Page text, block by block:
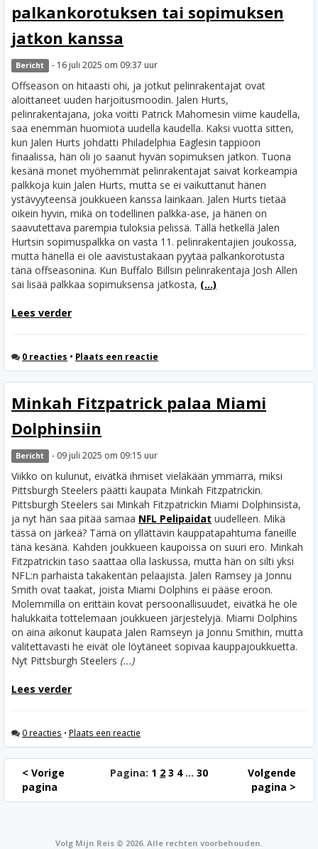
palkankorotuksen tai sopimuksen
jatkon kanssa
Bericht - 16 juli 2025 om 09:37 uur
Offseason on hitaasti ohi, ja jotkut pelinrakentajat ovat
aloittaneet uuden harjoitusmoodin. Jalen Hurts,
pelinrakentajana, joka voitti Patrick Mahomesin viime kaudella,
saa enemmän huomiota uudella kaudella. Kaksi vuotta sitten,
kun Jalen Hurts johdatti Philadelphia Eaglesin tappioon
finaalissa, hän oli jo saanut hyvän sopimuksen jatkon. Tuona
kesänä monet myöhemmät pelinrakentajat saivat korkeampia
palkkoja kuin Jalen Hurts, mutta se ei vaikuttanut hänen
ystävyyteensä joukkueen kanssa lainkaan. Jalen Hurts tietää
oikein hyvin, mikä on todellinen palkka-ase, ja hänen on
saavutettava parempia tuloksia pelissä. Tällä hetkellä Jalen
Hurtsin sopimuspalkka on vasta 11. pelinrakentajien joukossa,
mutta hänellä ei ole aavistustakaan pyytää palkankorotusta
tänä offseasonina. Kun Buffalo Billsin pelinrakentaja Josh Allen
sai lisää palkkaa sopimuksensa jatkosta, (...)
Lees verder
0 reacties • Plaats een reactie
Minkah Fitzpatrick palaa Miami
Dolphinsiin
Bericht - 09 juli 2025 om 09:15 uur
Viikko on kulunut, eivätkä ihmiset vieläkään ymmärrä, miksi
Pittsburgh Steelers päätti kaupata Minkah Fitzpatrickin.
Pittsburgh Steelers sai Minkah Fitzpatrickin Miami Dolphinsista,
ja nyt hän saa pitää samaa NFL Pelipaidat uudelleen. Mikä
tässä on järkeä? Tämä on yllättävin kauppatapahtuma faneille
tänä kesänä. Kahden joukkueen kaupoissa on suuri ero. Minkah
Fitzpatrickin taso saattaa olla laskussa, mutta hän on silti yksi
NFL:n parhaista takakentän pelaajista. Jalen Ramsey ja Jonnu
Smith ovat taakat, joista Miami Dolphins ei pääse eroon.
Molemmilla on erittäin kovat persoonallisuudet, eivätkä he ole
halukkaita tottelemaan joukkueen järjestelyjä. Miami Dolphins
on aina aikonut kaupata Jalen Ramseyn ja Jonnu Smithin, mutta
valitettavasti he eivät ole löytäneet sopivaa kauppajoukkuetta.
Nyt Pittsburgh Steelers (...)
Lees verder
0 reacties • Plaats een reactie
< Vorige
pagina
Pagina: 1 2 3 4... 30
Volgende
pagina >
Volg Mijn Reis © 2026. Alle rechten voorbehouden.